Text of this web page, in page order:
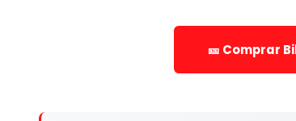
🎫 Comprar